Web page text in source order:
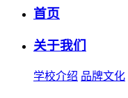
首页
关于我们
学校介绍 品牌文化